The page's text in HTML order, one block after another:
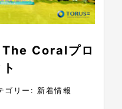
Coralプロ
ゴリー: 新着情報